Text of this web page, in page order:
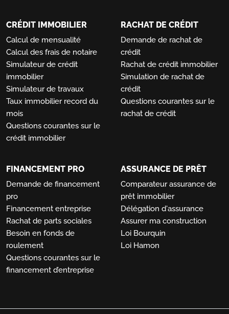
CRÉDIT IMMOBILIER
Calcul de mensualité
Calcul des frais de notaire
Simulateur de crédit
immobilier
Simulateur de travaux
Taux immobilier record du
mois
Questions courantes sur le
crédit immobilier
RACHAT DE CRÉDIT
Demande de rachat de
crédit
Rachat de crédit immobilier
Simulation de rachat de
crédit
Questions courantes sur le
rachat de crédit
FINANCEMENT PRO
Demande de financement
pro
Financement entreprise
Rachat de parts sociales
Besoin en fonds de
roulement
Questions courantes sur le
financement d’entreprise
ASSURANCE DE PRÊT
Comparateur assurance de
prêt immobilier
Délégation d'assurance
Assurer ma construction
Loi Bourquin
Loi Hamon